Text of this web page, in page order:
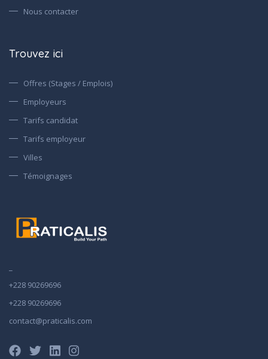
Nous contacter
Trouvez ici
Offres (Stages / Emplois)
Employeurs
Tarifs candidat
Tarifs employeur
Villes
Témoignages
+228 90269696
+228 90269696
contact@praticalis.com